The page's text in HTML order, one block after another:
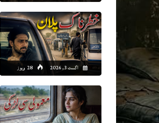
اگست 3, 2026 28 ویوز